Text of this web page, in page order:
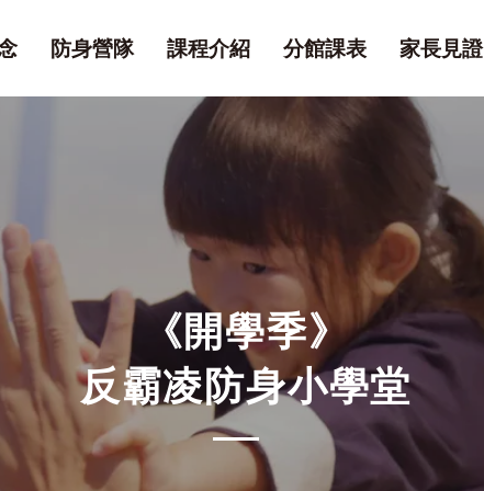
防身營隊 課程介紹 分館課表 家長見證
《開學季》
反霸凌防身小學堂